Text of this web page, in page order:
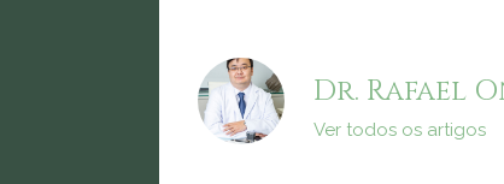
Dr. Rafael
Ver todos os artigos